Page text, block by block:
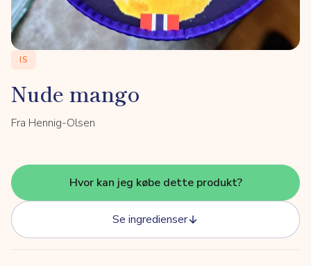
IS
Nude mango
Fra Hennig-Olsen
Hvor kan jeg købe dette produkt?
Se ingredienser